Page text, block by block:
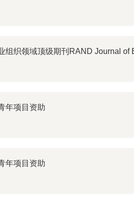
组织领域顶级期刊RAND Journal of
年项目资助
年项目资助